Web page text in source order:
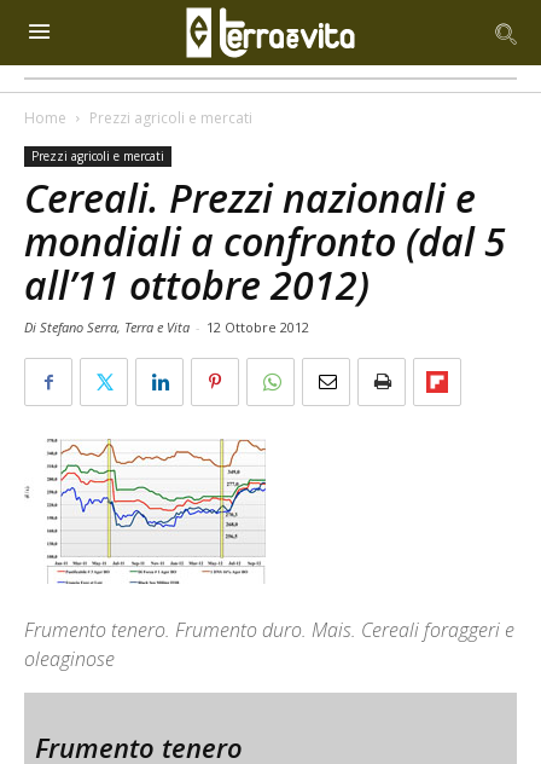
Home Prezzi agricoli e mercati
Prezzi agricoli e mercati
Cereali. Prezzi nazionali e
mondiali a confronto (dal 5
all’11 ottobre 2012)
Di Stefano Serra, Terra e Vita - 12 Ottobre 2012
Frumento tenero. Frumento duro. Mais. Cereali foraggeri e
oleaginose
Frumento tenero